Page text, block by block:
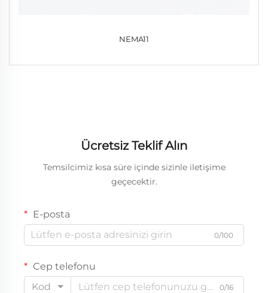
NEMA11
Ücretsiz Teklif Alın
Temsilcimiz kısa süre içinde sizinle iletişime
geçecektir.
E-posta
0/100
Cep telefonu
Kod
0/16